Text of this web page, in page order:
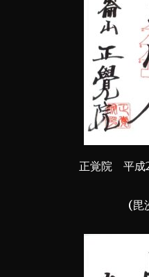
正覚院 平成
(毘